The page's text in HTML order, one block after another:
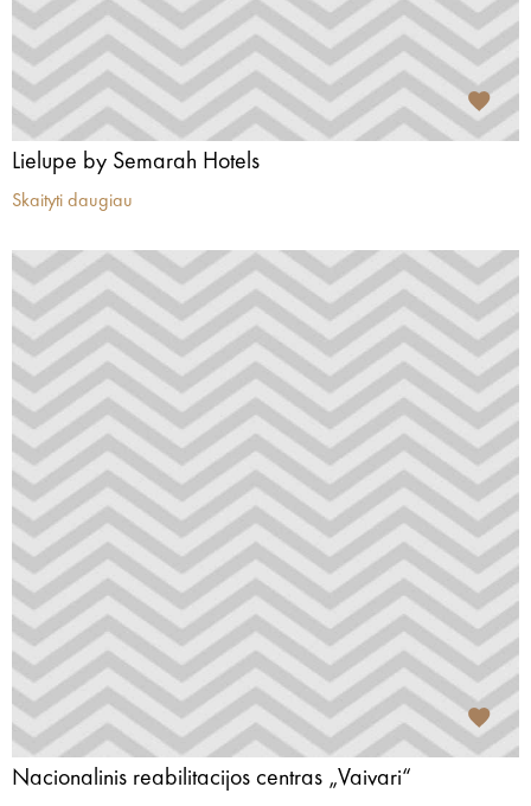
Lielupe by Semarah Hotels
Skaityti daugiau
Nacionalinis reabilitacijos centras „Vaivari“